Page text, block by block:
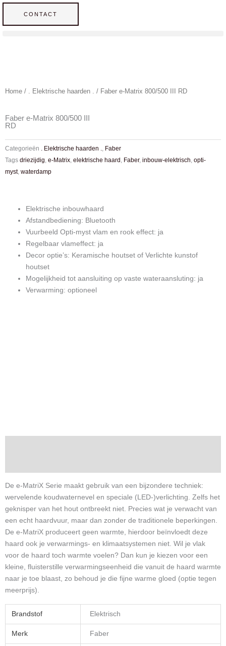
Ga
CONTACT
Home / . Elektrische haarden . / Faber e-Matrix 800/500 III RD
Faber e-Matrix 800/500 III
RD
Categorieën . Elektrische haarden .
Faber
Tags driezijdig e-Matrix elektrische haard Faber, inbouw-elektrisch opti-
myst, waterdamp
Elektrische inbouwhaard
Afstandbediening: Bluetooth
Vuurbeeld Opti-myst vlam en rook effect: ja
Regelbaar vlameffect: ja
Decor optie’s: Keramische houtset of Verlichte kunstof
houtset
Mogelijkheid tot aansluiting op vaste wateraansluting: ja
Verwarming: optioneel
De e-MatriX Serie maakt gebruik van een bijzondere techniek:
wervelende koudwaternevel en speciale (LED-)verlichting. Zelfs het
geknisper van het hout ontbreekt niet. Precies wat je verwacht van
een echt haardvuur, maar dan zonder de traditionele beperkingen.
De e-MatriX produceert geen warmte, hierdoor beïnvloedt deze
haard ook je verwarmings- en klimaatsystemen niet. Wil je vlak
voor de haard toch warmte voelen? Dan kun je kiezen voor een
kleine, fluisterstille verwarmingseenheid die vanuit de haard warmte
naar je toe blaast, zo behoud je die fijne warme gloed (optie tegen
meerprijs).
Brandstof Elektrisch
Merk Faber